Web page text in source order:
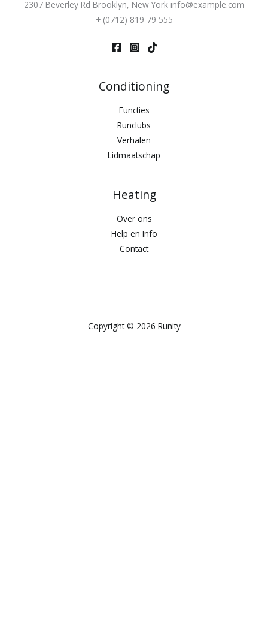
2307 Beverley Rd Brooklyn, New York info@example.com
+ (0712) 819 79 555
Conditioning
Functies
Runclubs
Verhalen
Lidmaatschap
Heating
Over ons
Help en Info
Contact
Copyright © 2026 Runity